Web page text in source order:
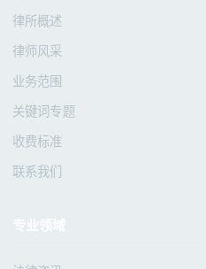
律所概述
律师风采
业务范围
关键词专题
收费标准
联系我们